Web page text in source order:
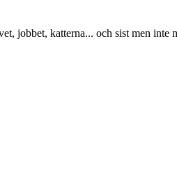
jobbet, katterna... och sist men inte